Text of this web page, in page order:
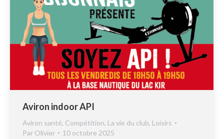
Aviron indoor API
Aviron santé, Compétition, La vie du club, Loisirs
Par Olivier 10 octobre 2025